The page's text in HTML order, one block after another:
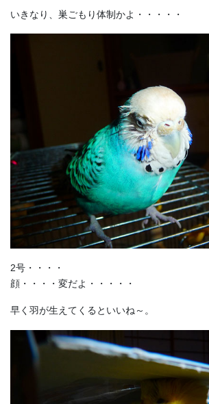
いきなり、巣ごもり体制かよ・・・・・
2号・・・・
顔・・・・変だよ・・・・・
早く羽が生えてくるといいね～。